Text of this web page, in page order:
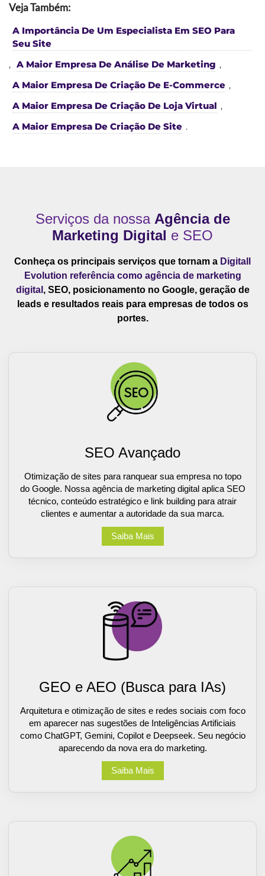
Veja Também:
A Importância De Um Especialista Em SEO Para
Seu Site
, A Maior Empresa De Análise De Marketing ,
A Maior Empresa De Criação De E-Commerce ,
A Maior Empresa De Criação De Loja Virtual ,
A Maior Empresa De Criação De Site .
Serviços da nossa Agência de
Marketing Digital e SEO
Conheça os principais serviços que tornam a Digitall
Evolution referência como agência de marketing
digital , SEO, posicionamento no Google, geração de
leads e resultados reais para empresas de todos os
portes.
SEO Avançado
Otimização de sites para ranquear sua empresa no topo
do Google. Nossa agência de marketing digital aplica SEO
técnico, conteúdo estratégico e link building para atrair
clientes e aumentar a autoridade da sua marca.
Saiba Mais
GEO e AEO (Busca para IAs)
Arquitetura e otimização de sites e redes sociais com foco
em aparecer nas sugestões de Inteligências Artificiais
como ChatGPT, Gemini, Copilot e Deepseek. Seu negócio
aparecendo da nova era do marketing.
Saiba Mais